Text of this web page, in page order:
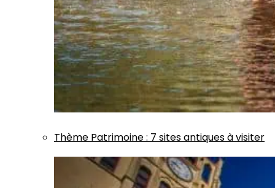
Thème Patrimoine: 7 sites antiques à visiter